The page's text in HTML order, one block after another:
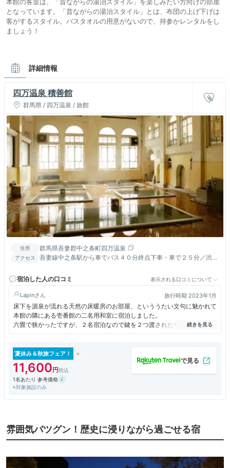
となっています。「昔ながらの湯治スタイル」とは、布団の上げ下げは
客がするスタイル。バスタオルの用意がないので、持参かレンタルをし
ましょう！
詳細情報
四万温泉 積善館
群馬県 / 四万温泉 / 旅館
住所 群馬県吾妻郡中之条町四万温泉
アクセス
吾妻線中之条駅から車でバス４０分終点下車・車で２５分／渋川
宿泊した人の口コミ
表示される口コミについて
Lapin 旅行時期 2023年1月
床下を源泉が流れる天然の床暖房のお部屋、といううたい文句に魅かれて
本館の隣にある壱番館の二名用和室に宿泊しました。
六畳で狭かったですが、２名宿泊なので鍵を２つ渡されたり(便利!)、セー
フティーボックスが暗証番号式だったり照明が新しいタイプだったりドラ
床暖房は真冬だったので楽しみでしたが、驚くほど効きがよく暑いくらい
でした。途中で障子を少し開けると温度調節が出来ることに気づき、端を
少し開けて過ごしました。
共同のトイレと洗面所は綺麗にリニューアルされていて最新式でした。
有名な元禄の湯には壱番館からが一番アクセスが良く便利でした。
美味しく、ご飯と豚汁をおかわりしたらお腹いっぱいになり苦しかったで
す。
痛が改善されていてびっくりしました。
夏休み＆秋旅フェア！
11,600
1名あたり 参考価格
※対象施設のみ
雰囲気バツグン！歴史に浸りながら過ごせる宿